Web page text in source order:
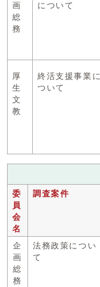
画
総
務
について
厚
生
文
教
終活支援事業に
ついて
委
員
会
名
調査案件
企
画
総
務
法務政策につい
て